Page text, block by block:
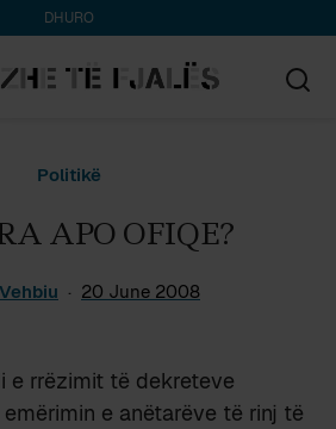
DHURO
Politikë
APO OFIQE?
20 June 2008
e rrëzimit të dekreteve
e anëtarëve të rinj të